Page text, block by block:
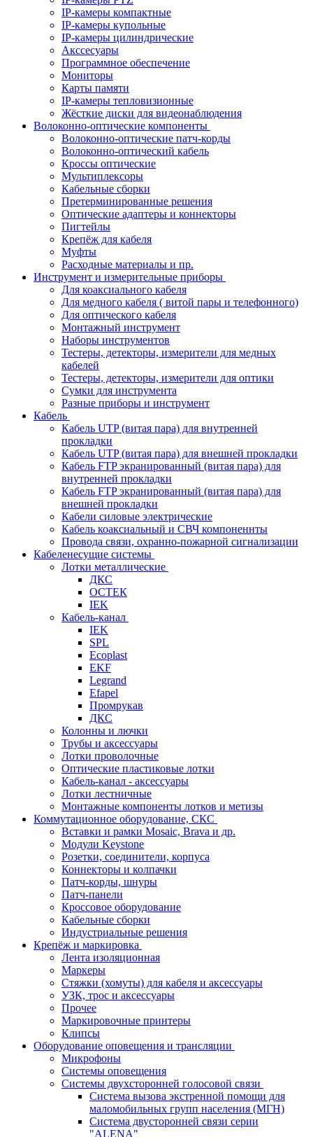
IP-камеры компактные
IP-камеры купольные
IP-камеры цилиндрические
Акссесуары
Программное обеспечение
Мониторы
Карты памяти
IP-камеры тепловизионные
Жёсткие диски для видеонаблюдения
Волоконно-оптические компоненты
Волоконно-оптические патч-корды
Волоконно-оптический кабель
Кроссы оптические
Мультиплексоры
Кабельные сборки
Претерминированные решения
Оптические адаптеры и коннекторы
Пигтейлы
Крепёж для кабеля
Муфты
Расходные материалы и пр.
Инструмент и измерительные приборы
Для коаксиального кабеля
Для медного кабеля ( витой пары и телефонного)
Для оптического кабеля
Монтажный инструмент
Наборы инструментов
Тестеры, детекторы, измерители для медных
кабелей
Тестеры, детекторы, измерители для оптики
Сумки для инструмента
Разные приборы и инструмент
Кабель
Кабель UTP (витая пара) для внутренней
прокладки
Кабель UTP (витая пара) для внешней прокладки
Кабель FTP экранированный (витая пара) для
внутренней прокладки
Кабель FTP экранированный (витая пара) для
внешней прокладки
Кабели силовые электрические
Кабель коаксиальный и СВЧ компоненнты
Провода связи, охранно-пожарной сигнализации
Кабеленесущие системы
Лотки металлические
ДКС
ОСТЕК
IEK
Кабель-канал
IEK
SPL
Ecoplast
EKF
Legrand
Efapel
Промрукав
ДКС
Колонны и лючки
Трубы и аксессуары
Лотки проволочные
Оптические пластиковые лотки
Кабель-канал - аксессуары
Лотки лестничные
Монтажные компоненты лотков и метизы
Коммутационное оборудование, СКС
Вставки и рамки Mosaic, Brava и др.
Модули Keystone
Розетки, соединители, корпуса
Коннекторы и колпачки
Патч-корды, шнуры
Патч-панели
Кроссовое оборудование
Кабельные сборки
Индустриальные решения
Крепёж и маркировка
Лента изоляционная
Маркеры
Стяжки (хомуты) для кабеля и аксессуары
УЗК, трос и аксессуары
Прочее
Маркировочные принтеры
Клипсы
Оборудование оповещения и трансляции
Микрофоны
Системы оповещения
Системы двухсторонней голосовой связи
Система вызова экстренной помощи для
маломобильных групп населения (МГН)
Система двусторонней связи серии
"ALENA"